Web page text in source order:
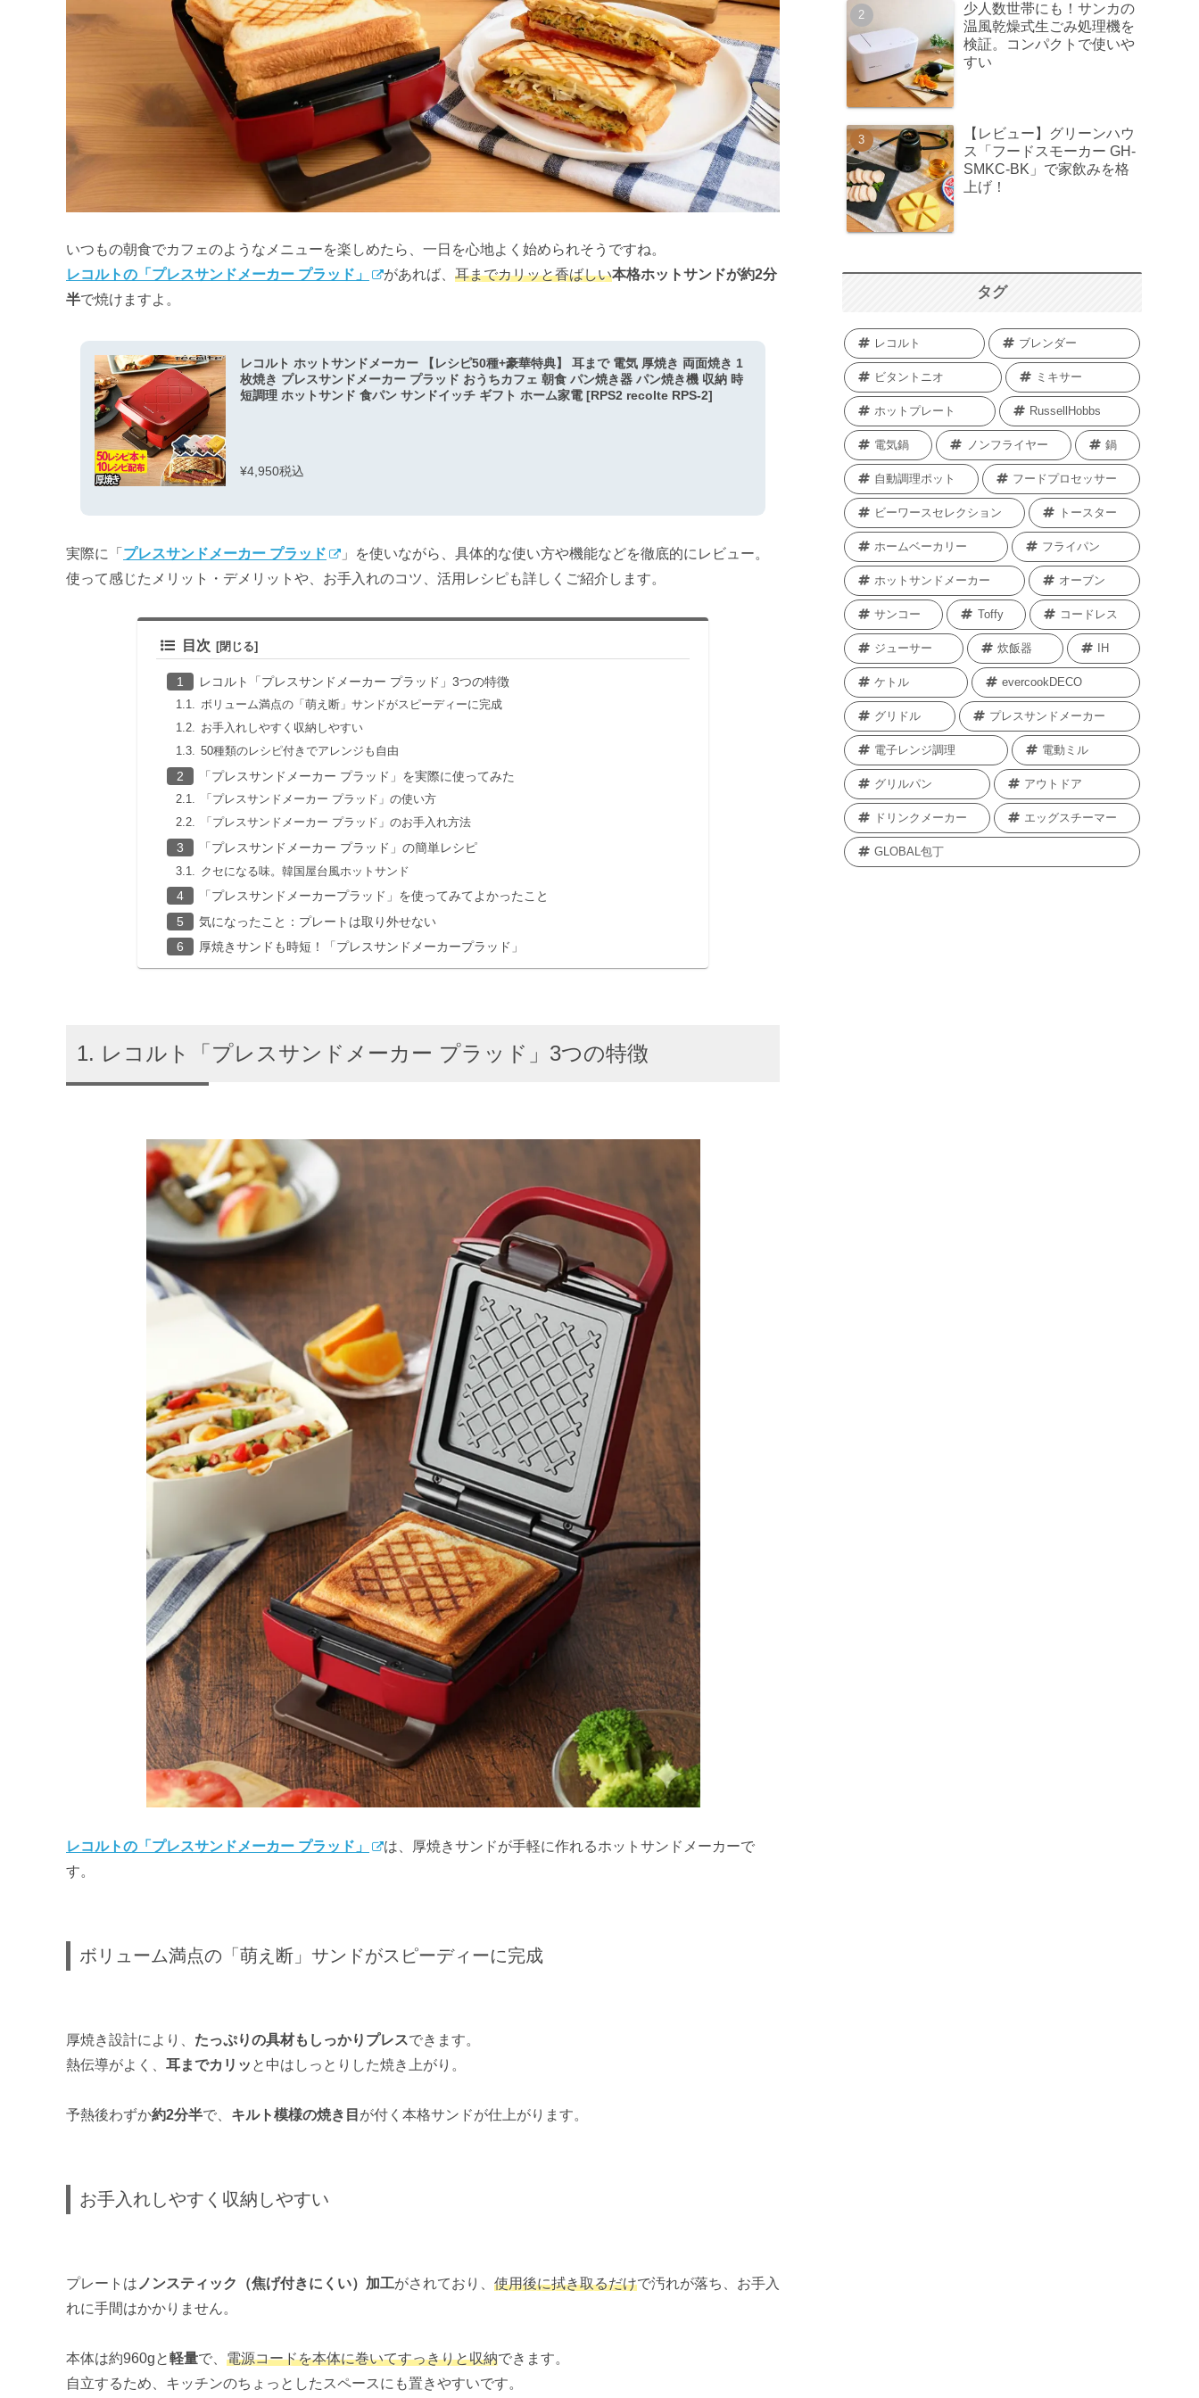
いつもの朝食でカフェのようなメニューを楽しめたら、一日を心地よく始められそうですね。
レコルトの「プレスサンドメーカー プラッド」
があれば、 耳までカリッと香ばしい本格ホットサンドが約2分
半で焼けますよ。
レコルト ホットサンドメーカー 【レシピ50種+豪華特典】 耳まで 電気 厚焼き 両面焼き 1
枚焼き プレスサンドメーカー プラッド おうちカフェ 朝食 パン焼き器 パン焼き機 収納 時
短調理 ホットサンド 食パン サンドイッチ ギフト ホーム家電 [RPS2 recolte RPS-2]
¥4,950税込
実際に「 プレスサンドメーカー プラッド
」を使いながら、具体的な使い方や機能などを徹底的にレビュー。
使って感じたメリット・デメリットや、お手入れのコツ、活用レシピも詳しくご紹介します。
目次
レコルト「プレスサンドメーカー プラッド」3つの特徴
ボリューム満点の「萌え断」サンドがスピーディーに完成
お手入れしやすく収納しやすい
50種類のレシピ付きでアレンジも自由
「プレスサンドメーカー プラッド」を実際に使ってみた
「プレスサンドメーカー プラッド」の使い方
「プレスサンドメーカー プラッド」のお手入れ方法
「プレスサンドメーカー プラッド」の簡単レシピ
クセになる味。韓国屋台風ホットサンド
「プレスサンドメーカープラッド」を使ってみてよかったこと
気になったこと：プレートは取り外せない
厚焼きサンドも時短！「プレスサンドメーカープラッド」
レコルト「プレスサンドメーカー プラッド」3つの特徴
レコルトの「プレスサンドメーカー プラッド」
は、厚焼きサンドが手軽に作れるホットサンドメーカーで
す。
ボリューム満点の「萌え断」サンドがスピーディーに完成
厚焼き設計により、 たっぷりの具材もしっかりプレスできます。
熱伝導がよく、 耳までカリッ と中はしっとりした焼き上がり。
予熱後わずか約2分半で、 キルト模様の焼き目 が付く本格サンドが仕上がります。
お手入れしやすく収納しやすい
プレートは ノンスティック（焦げ付きにくい）加工がされており、 使用後に拭き取るだけで汚れが落ち、お手入
れに手間はかかりません。
本体は約960gと軽量で、 電源コードを本体に巻いてすっきりと収納できます。
自立するため、キッチンのちょっとしたスペースにも置きやすいです。
少人数世帯にも！サンカの
温風乾燥式生ごみ処理機を
検証。コンパクトで使いや
すい
【レビュー】グリーンハウ
ス「フードスモーカー GH-
SMKC-BK」で家飲みを格
上げ！
タグ
レコルト ブレンダー
ビタントニオ ミキサー
ホットプレート RussellHobbs
電気鍋 ノンフライヤー 鍋
自動調理ポット フードプロセッサー
ビーワースセレクション トースター
ホームベーカリー フライパン
ホットサンドメーカー オーブン
サンコー Toffy コードレス
ジューサー 炊飯器 IH
ケトル evercookDECO
グリドル プレスサンドメーカー
電子レンジ調理 電動ミル
グリルパン アウトドア
ドリンクメーカー エッグスチーマー
GLOBAL包丁